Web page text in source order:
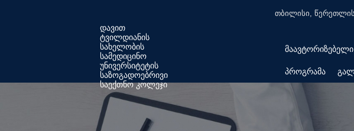
თბილისი, წერეთლის
დავით
ტვილდიანის
სახელობის
სამედიცინო
უნივერსიტეტის
საზოგადოებრივი
საექთნო კოლეჯი
პროგრამა